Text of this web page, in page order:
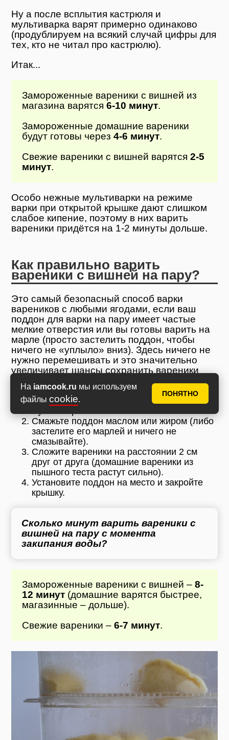
На iamcook.ru мы используем
файлы cookie.
ПОНЯТНО
Ну а после всплытия кастрюля и
мультиварка варят примерно одинаково
(продублируем на всякий случай цифры для
тех, кто не читал про кастрюлю).
Итак...
Замороженные вареники с вишней из
магазина варятся 6-10 минут.
Замороженные домашние вареники
будут готовы через 4-6 минут.
Свежие вареники с вишней варятся 2-5
минут.
Особо нежные мультиварки на режиме
варки при открытой крышке дают слишком
слабое кипение, поэтому в них варить
вареники придётся на 1-2 минуты дольше.
Как правильно варить
вареники с вишней на пару?
Это самый безопасный способ варки
вареников с любыми ягодами, если ваш
поддон для варки на пару имеет частые
мелкие отверстия или вы готовы варить на
марле (просто застелить поддон, чтобы
ничего не «уплыло» вниз). Здесь ничего не
нужно перемешивать и это значительно
увеличивает шансы сохранить вареники
целыми.
Наберите воды в парогенератор или чашу
Смажьте поддон маслом или жиром (либо
застелите его марлей и ничего не
смазывайте).
Сложите вареники на расстоянии 2 см
друг от друга (домашние вареники из
пышного теста растут сильно).
Установите поддон на место и закройте
крышку.
Сколько минут варить вареники с
вишней на пару с момента
закипания воды?
Замороженные вареники с вишней – 8-
12 минут(домашние варятся быстрее,
магазинные – дольше).
Свежие вареники – 6-7 минут.